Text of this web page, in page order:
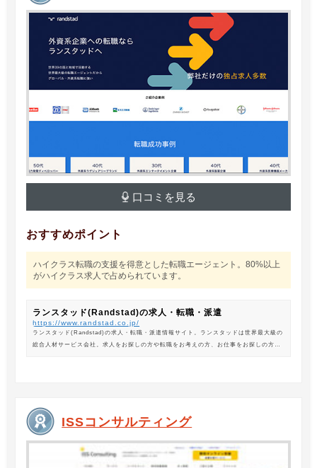
口コミを見る
おすすめポイント
ハイクラス転職の支援を得意とした転職エージェント。80%以上
がハイクラス求人で占められています。
ランスタッド(Randstad)の求人・転職・派遣
https://www.randstad.co.jp/
ランスタッド(Randstad)の求人・転職・派遣情報サイト。ランスタッドは世界最大級の
総合人材サービス会社。求人をお探しの方や転職をお考えの方、お仕事をお探しの方に
ISSコンサルティング